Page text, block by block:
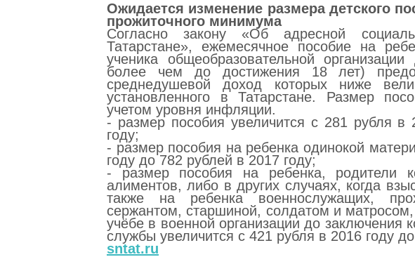
Ожидается изменение размера детского
прожиточного минимума
Согласно закону «Об адресной
Татарстане», ежемесячное пособие на
ученика общеобразовательной
более чем до достижения 18 лет)
среднедушевой доход которых ниже
установленного в Татарстане. Размер
учетом уровня инфляции.
- размер пособия увеличится с 281 рубля
году;
- размер пособия на ребенка одинокой
году до 782 рублей в 2017 году;
- размер пособия на ребенка, родители
алиментов, либо в других случаях, когда
также на ребенка военнослужащих,
сержантом, старшиной, солдатом и
учёбе в военной организации до заключения
службы увеличится с 421 рубля в 2016 году
sntat.ru